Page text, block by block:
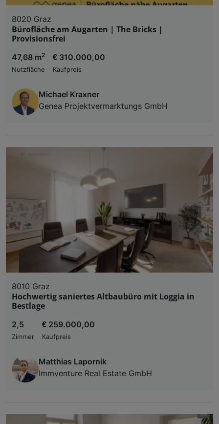
8020 Graz
Bürofläche am Augarten | The Bricks |
Provisionsfrei
47,68 m2
Nutzfläche
€ 310.000,00
Kaufpreis
Michael Kraxner
Genea Projektvermarktungs GmbH
8010 Graz
Hochwertig saniertes Altbaubüro mit Loggia in
Bestlage
2,5
Zimmer
€ 259.000,00
Kaufpreis
Matthias Lapornik
Immventure Real Estate GmbH